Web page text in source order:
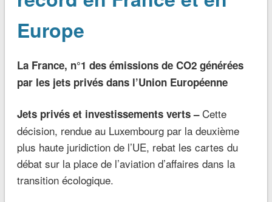
Europe
La France, n°1 des émissions de CO2 générées
par les jets privés dans l’Union Européenne
Jets privés et investissements verts –Cette
décision, rendue au Luxembourg par la deuxième
plus haute juridiction de l’UE, rebat les cartes du
débat sur la place de l’aviation d’affaires dans la
transition écologique.